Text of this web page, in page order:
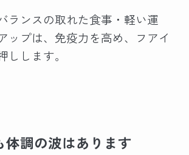
ランスの取れた食事・軽い運
ップは、免疫力を高め、フアイ
しします。
体調の波はあります